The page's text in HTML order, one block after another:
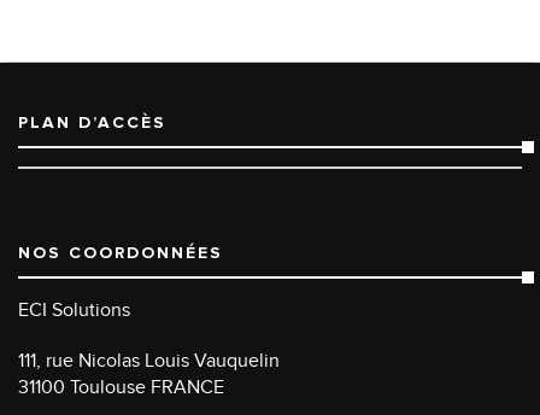
PLAN D’ACCÈS
NOS COORDONNÉES
ECI Solutions
111, rue Nicolas Louis Vauquelin
31100 Toulouse FRANCE